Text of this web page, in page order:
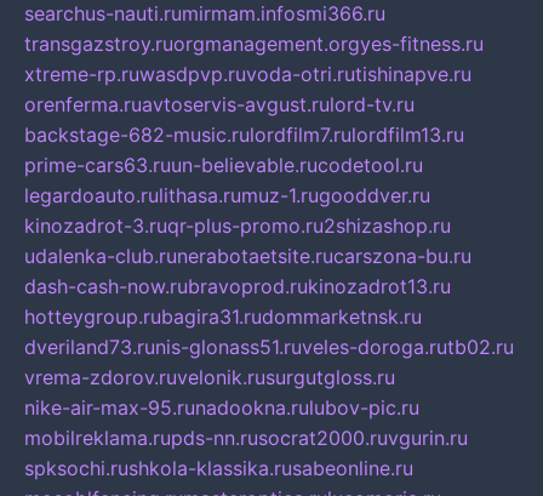
searchus-nauti.rumirmam.infosmi366.ru
transgazstroy.ruorgmanagement.orgyes-fitness.ru
xtreme-rp.ruwasdpvp.ruvoda-otri.rutishinapve.ru
orenferma.ruavtoservis-avgust.rulord-tv.ru
backstage-682-music.rulordfilm7.rulordfilm13.ru
prime-cars63.ruun-believable.rucodetool.ru
legardoauto.rulithasa.rumuz-1.rugooddver.ru
kinozadrot-3.ruqr-plus-promo.ru2shizashop.ru
udalenka-club.runerabotaetsite.rucarszona-bu.ru
dash-cash-now.rubravoprod.rukinozadrot13.ru
hotteygroup.rubagira31.rudommarketnsk.ru
dveriland73.runis-glonass51.ruveles-doroga.rutb02.ru
vrema-zdorov.ruvelonik.rusurgutgloss.ru
nike-air-max-95.runadookna.rulubov-pic.ru
mobilreklama.rupds-nn.rusocrat2000.ruvgurin.ru
spksochi.rushkola-klassika.rusabeonline.ru